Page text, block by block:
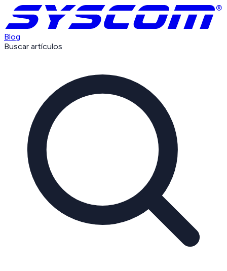
Blog
Buscar artículos